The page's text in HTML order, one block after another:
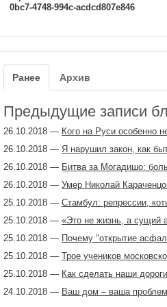
0bc7-4748-994c-acdcd807e846
Ранее Архив
Предыдущие записи
26.10.2018 — Кого на Руси особенно
26.10.2018 — Я нарушил закон, как
26.10.2018 — Битва за Могадишо:
26.10.2018 — Умер Николай
25.10.2018 — Стамбул: репрессии,
25.10.2018 — «Это не жизнь, а сущий
25.10.2018 — Почему "открытие
25.10.2018 — Трое учеников
25.10.2018 — Как сделать наши
24.10.2018 — Ваш дом – ваша